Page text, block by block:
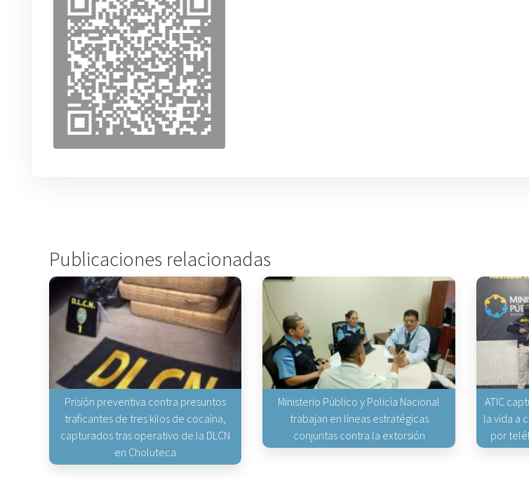
Publicaciones relacionadas
Prisión preventiva contra presuntos
traficantes de tres kilos de cocaína,
capturados tras operativo de la DLCN
en Choluteca
Ministerio Público y Policía Nacional
trabajan en líneas estratégicas
conjuntas contra la extorsión
ATIC
la vida a
por